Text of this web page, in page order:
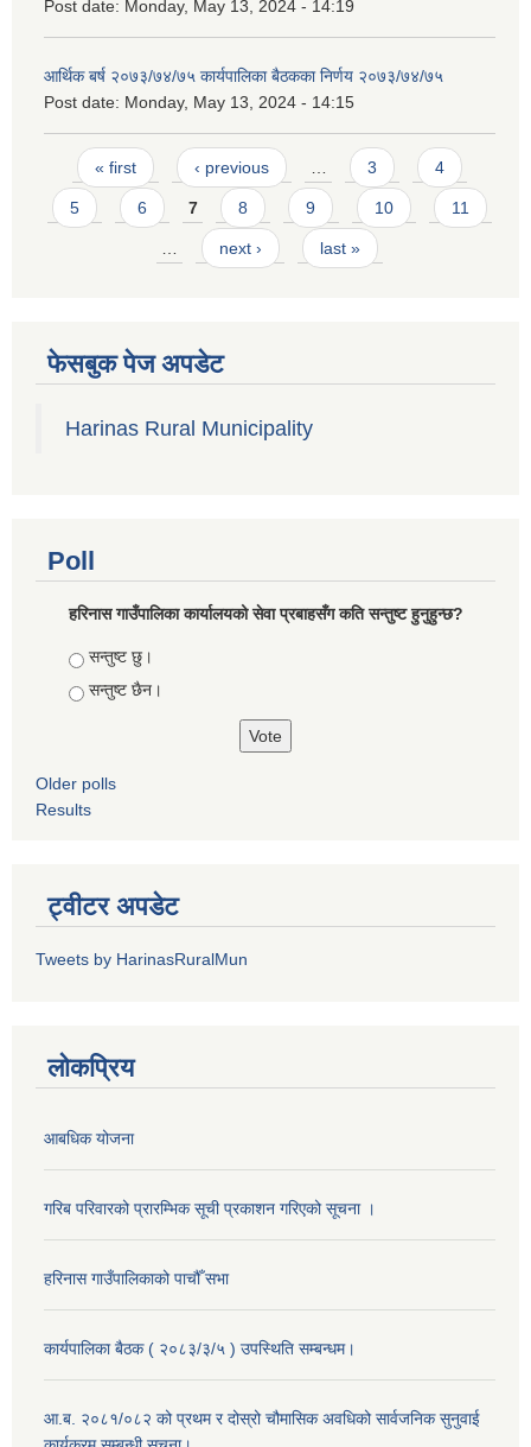
Post date: Monday, May 13, 2024 - 14:19
आर्थिक बर्ष २०७३/७४/७५ कार्यपालिका बैठकका निर्णय २०७३/७४/७५
Post date: Monday, May 13, 2024 - 14:15
Pages
« first ‹ previous 3 4
5 6 7 8 9 10 11
next › last »
फेसबुक पेज अपडेट
Harinas Rural Municipality
Poll
हरिनास गाउँपालिका कार्यालयको सेवा प्रबाहसँग कति सन्तुष्ट हुनुहुन्छ?
Choices
सन्तुष्ट छु।
सन्तुष्ट छैन।
Older polls
Results
ट्वीटर अपडेट
Tweets by HarinasRuralMun
लोकप्रिय
आबधिक योजना
गरिब परिवारको प्रारम्भिक सूची प्रकाशन गरिएको सूचना ।
हरिनास गाउँपालिकाको पाचौँ सभा
कार्यपालिका बैठक ( २०८३/३/५ ) उपस्थिति सम्बन्धम।
आ.ब. २०८१/०८२ को प्रथम र दोस्रो चौमासिक अवधिको सार्वजनिक सुनुवाई